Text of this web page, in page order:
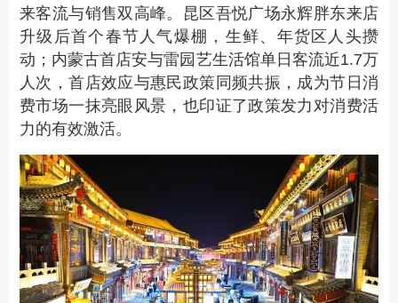
来客流与销售双高峰。昆区吾悦广场永辉胖东来店
升级后首个春节人气爆棚，生鲜、年货区人头攒
动；内蒙古首店安与雷园艺生活馆单日客流近1.7万
人次，首店效应与惠民政策同频共振，成为节日消
费市场一抹亮眼风景，也印证了政策发力对消费活
力的有效激活。